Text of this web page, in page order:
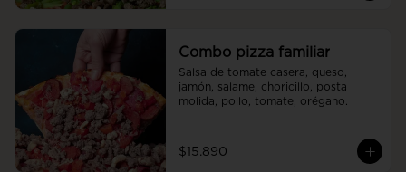
Combo pizza familiar
Salsa de tomate casera, queso,
jamón, salame, choricillo, posta
molida, pollo, tomate, orégano.
$15.890